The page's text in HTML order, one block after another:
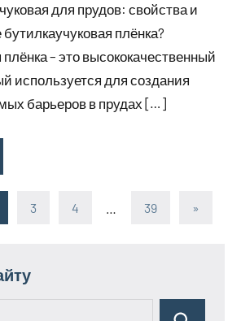
для прудов: свойства и
плёнка?
– это высококачественный
используется для создания
барьеров в прудах […]
3 4 39 »